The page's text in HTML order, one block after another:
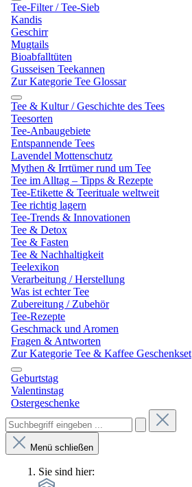
Tee-Filter / Tee-Sieb
Kandis
Geschirr
Mugtails
Bioabfalltüten
Gusseisen Teekannen
Zur Kategorie Tee Glossar
Tee & Kultur / Geschichte des Tees
Teesorten
Tee-Anbaugebiete
Entspannende Tees
Lavendel Mottenschutz
Mythen & Irrtümer rund um Tee
Tee im Alltag – Tipps & Rezepte
Tee-Etikette & Teerituale weltweit
Tee richtig lagern
Tee-Trends & Innovationen
Tee & Detox
Tee & Fasten
Tee & Nachhaltigkeit
Teelexikon
Verarbeitung / Herstellung
Was ist echter Tee
Zubereitung / Zubehör
Tee-Rezepte
Geschmack und Aromen
Fragen & Antworten
Zur Kategorie Tee & Kaffee Geschenkset
Geburtstag
Valentinstag
Ostergeschenke
Menü schließen
Sie sind hier: